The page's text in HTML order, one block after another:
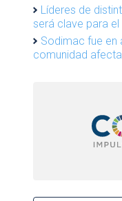
Líderes de
será clave para
Sodimac fue en
comunidad